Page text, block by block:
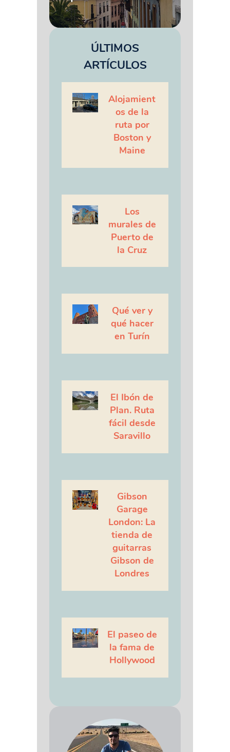
ÚLTIMOS
ARTÍCULOS
Alojamient
os de la
ruta por
Boston y
Maine
Los
murales de
Puerto de
la Cruz
Qué ver y
qué hacer
en Turín
El Ibón de
Plan. Ruta
fácil desde
Saravillo
Gibson
Garage
London: La
tienda de
guitarras
Gibson de
Londres
El paseo de
la fama de
Hollywood